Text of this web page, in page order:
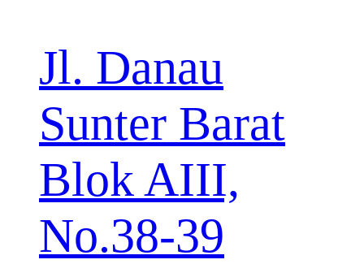
Jl. Danau
Sunter Barat
Blok AIII,
No.38-39